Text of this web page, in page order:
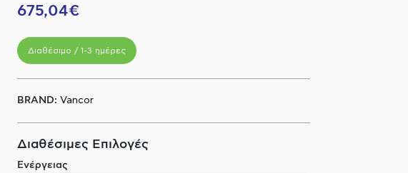
675,04€
Διαθέσιμο / 1-3 ημέρες
BRAND: Vancor
Διαθέσιμες Επιλογές
Ενέργειας